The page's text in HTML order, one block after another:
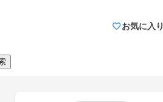
お気に入り